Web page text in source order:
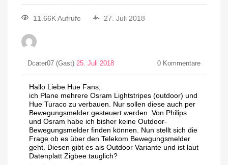
11.66K Aufrufe 27. Juli 2018
Dcater07 (Gast) 25. Juli 2018 0 Kommentare
Hallo Liebe Hue Fans,
ich Plane mehrere Osram Lightstripes (outdoor) und
Hue Turaco zu verbauen. Nur sollen diese auch per
Bewegungsmelder gesteuert werden. Von Philips
und Osram habe ich bisher keine Outdoor-
Bewegungsmelder finden können. Nun stellt sich die
Frage ob es über den Telekom Bewegungsmelder
geht. Diesen gibt es als Outdoor Variante und ist laut
Datenplatt Zigbee tauglich?